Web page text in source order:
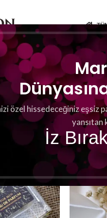
özel hissedeceğiniz eşsiz
yansıtan
İz
2 sonucun tümü gösteriliyor